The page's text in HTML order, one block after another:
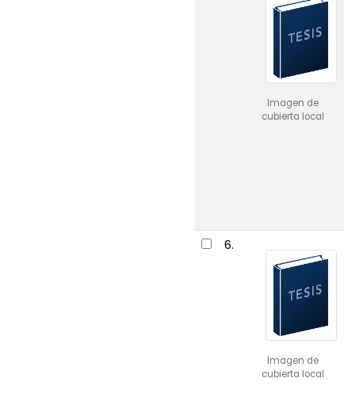
Imagen de
cubierta local
6.
Imagen de
cubierta local